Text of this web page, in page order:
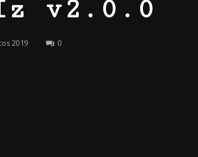
v2.0.0
2019 0